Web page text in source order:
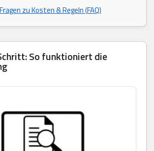
zu Kosten & Regeln (FAQ)
So funktioniert die